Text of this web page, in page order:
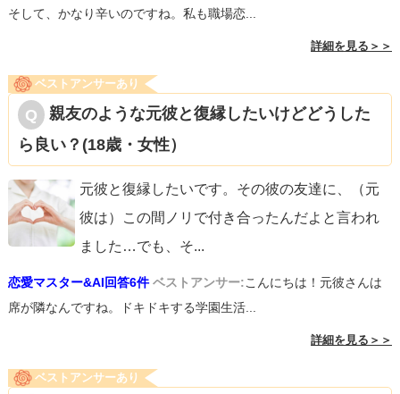
そして、かなり辛いのですね。私も職場恋...
詳細を見る＞＞
ベストアンサーあり
親友のような元彼と復縁したいけどどうした
ら良い？(18歳・女性）
元彼と復縁したいです。その彼の友達に、（元
彼は）この間ノリで付き合ったんだよと言われ
ました…でも、そ...
恋愛マスター&AI回答6件 ベストアンサー:こんにちは！元彼さんは
席が隣なんですね。ドキドキする学園生活...
詳細を見る＞＞
ベストアンサーあり